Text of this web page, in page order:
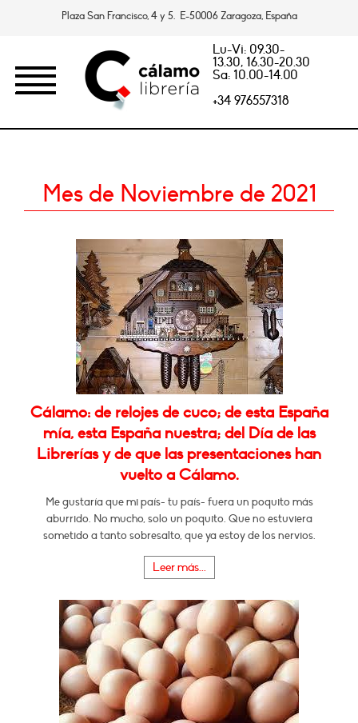
Plaza San Francisco, 4 y 5. E-50006 Zaragoza, España
Lu-Vi: 09.30-
13.30, 16.30-20.30
Sa: 10.00-14.00
+34 976557318
Mes de Noviembre de 2021
Cálamo: de relojes de cuco; de esta España
mía, esta España nuestra; del Día de las
Librerías y de que las presentaciones han
vuelto a Cálamo.
Me gustaría que mi país- tu país- fuera un poquito más
aburrido. No mucho, solo un poquito. Que no estuviera
sometido a tanto sobresalto, que ya estoy de los nervios.
Leer más...